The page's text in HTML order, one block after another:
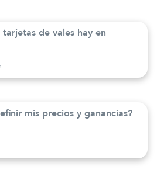
tarjetas de vales hay en
mis precios y ganancias?